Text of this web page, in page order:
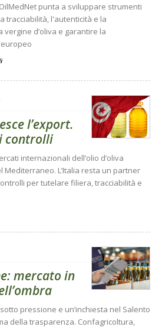
punta a sviluppare strumenti
tracciabilità, l'autenticità e la
d’oliva e garantire la
l’export.
controlli
internazionali dell’olio d’oliva
Mediterraneo. L’Italia resta un partner
per tutelare filiera, tracciabilità e
mercato in
pressione e un’inchiesta nel Salento
della trasparenza. Confagricoltura,